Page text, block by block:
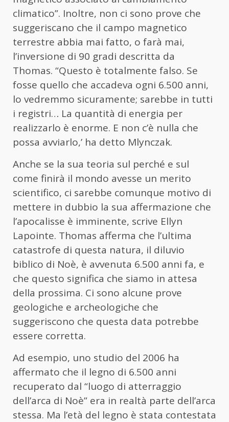
climatico”. Inoltre, non ci sono prove che
suggeriscano che il campo magnetico
terrestre abbia mai fatto, o farà mai,
l’inversione di 90 gradi descritta da
Thomas. “Questo è totalmente falso. Se
fosse quello che accadeva ogni 6.500 anni,
lo vedremmo sicuramente; sarebbe in tutti
i registri… La quantità di energia per
realizzarlo è enorme. E non c’è nulla che
possa avviarlo,’ ha detto Mlynczak.
Anche se la sua teoria sul perché e sul
come finirà il mondo avesse un merito
scientifico, ci sarebbe comunque motivo di
mettere in dubbio la sua affermazione che
l’apocalisse è imminente, scrive Ellyn
Lapointe. Thomas afferma che l’ultima
catastrofe di questa natura, il diluvio
biblico di Noè, è avvenuta 6.500 anni fa, e
che questo significa che siamo in attesa
della prossima. Ci sono alcune prove
geologiche e archeologiche che
suggeriscono che questa data potrebbe
essere corretta.
Ad esempio, uno studio del 2006 ha
affermato che il legno di 6.500 anni
recuperato dal “luogo di atterraggio
dell’arca di Noè” era in realtà parte dell’arca
stessa. Ma l’età del legno è stata contestata